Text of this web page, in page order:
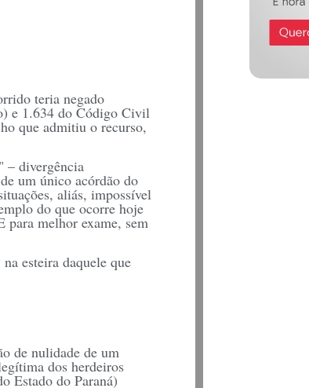
teria negado
e 1.634 do Código Civil
que admitiu o recurso,
– divergência
um único acórdão do
aliás, impossível
do que ocorre hoje
para melhor exame, sem
esteira daquele que
de nulidade de um
dos herdeiros
Estado do Paraná)